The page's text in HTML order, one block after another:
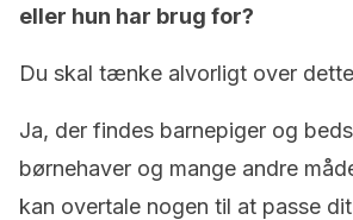
eller hun har brug for?
Du skal tænke alvorligt over
Ja, der findes barnepiger og
børnehaver og mange andre
kan overtale nogen til at passe